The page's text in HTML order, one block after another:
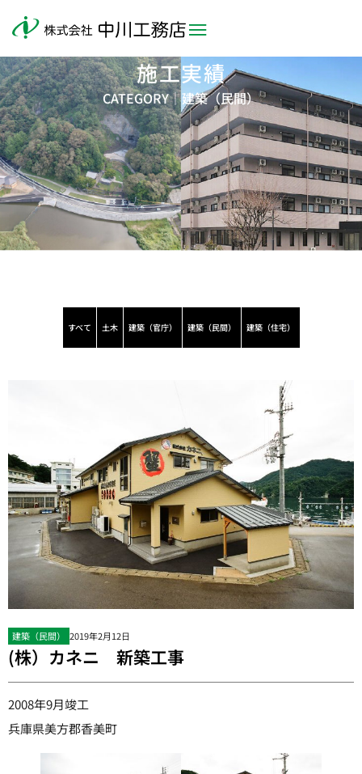
施工実績
CATEGORY｜建築（民間）
すべて 土木 建築（官庁） 建築（民間） 建築（住宅）
建築（民間） 2019年2月12日
(株）カネニ 新築工事
2008年9月竣工
兵庫県美方郡香美町